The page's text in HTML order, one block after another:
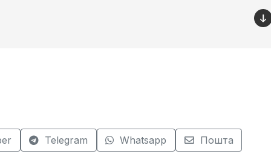
Telegram Whatsapp Пошта